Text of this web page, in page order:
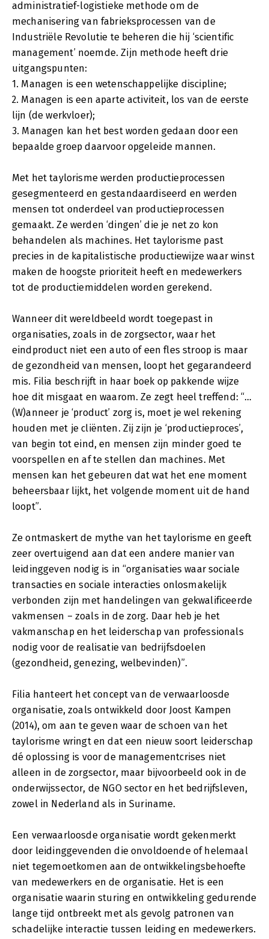
administratief-logistieke methode om de
mechanisering van fabrieksprocessen van de
Industriële Revolutie te beheren die hij ‘scientific
management’ noemde. Zijn methode heeft drie
uitgangspunten:
1. Managen is een wetenschappelijke discipline;
2. Managen is een aparte activiteit, los van de eerste
lijn (de werkvloer);
3. Managen kan het best worden gedaan door een
bepaalde groep daarvoor opgeleide mannen.
Met het taylorisme werden productieprocessen
gesegmenteerd en gestandaardiseerd en werden
mensen tot onderdeel van productieprocessen
gemaakt. Ze werden ‘dingen’ die je net zo kon
behandelen als machines. Het taylorisme past
precies in de kapitalistische productiewijze waar winst
maken de hoogste prioriteit heeft en medewerkers
tot de productiemiddelen worden gerekend.
Wanneer dit wereldbeeld wordt toegepast in
organisaties, zoals in de zorgsector, waar het
eindproduct niet een auto of een fles stroop is maar
de gezondheid van mensen, loopt het gegarandeerd
mis. Filia beschrijft in haar boek op pakkende wijze
hoe dit misgaat en waarom. Ze zegt heel treffend: “…
(W)anneer je ‘product’ zorg is, moet je wel rekening
houden met je cliënten. Zij zijn je ‘productieproces’,
van begin tot eind, en mensen zijn minder goed te
voorspellen en af te stellen dan machines. Met
mensen kan het gebeuren dat wat het ene moment
beheersbaar lijkt, het volgende moment uit de hand
loopt”.
Ze ontmaskert de mythe van het taylorisme en geeft
zeer overtuigend aan dat een andere manier van
leidinggeven nodig is in “organisaties waar sociale
transacties en sociale interacties onlosmakelijk
verbonden zijn met handelingen van gekwalificeerde
vakmensen – zoals in de zorg. Daar heb je het
vakmanschap en het leiderschap van professionals
nodig voor de realisatie van bedrijfsdoelen
(gezondheid, genezing, welbevinden)”.
Filia hanteert het concept van de verwaarloosde
organisatie, zoals ontwikkeld door Joost Kampen
(2014), om aan te geven waar de schoen van het
taylorisme wringt en dat een nieuw soort leiderschap
dé oplossing is voor de managementcrises niet
alleen in de zorgsector, maar bijvoorbeeld ook in de
onderwijssector, de NGO sector en het bedrijfsleven,
zowel in Nederland als in Suriname.
Een verwaarloosde organisatie wordt gekenmerkt
door leidinggevenden die onvoldoende of helemaal
niet tegemoetkomen aan de ontwikkelingsbehoefte
van medewerkers en de organisatie. Het is een
organisatie waarin sturing en ontwikkeling gedurende
lange tijd ontbreekt met als gevolg patronen van
schadelijke interactie tussen leiding en medewerkers.